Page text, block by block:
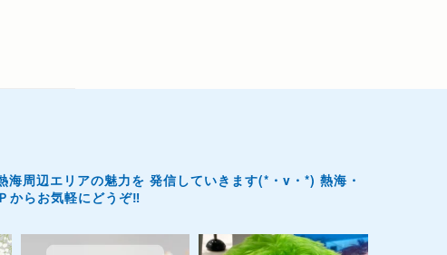
海周辺エリアの魅力を 発信していきます(*・v・*) 熱海・
からお気軽にどうぞ‼️